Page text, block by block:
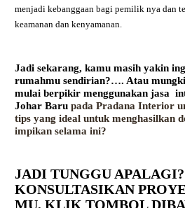
menjadi kebanggaan bagi pemilik nya dan
keamanan dan kenyamanan.
Jadi sekarang, kamu masih yakin
rumahmu sendirian?…. Atau
mulai berpikir menggunakan jasa
Johar Baru pada Pradana Interior
tips yang ideal untuk menghasilkan
impikan selama ini?
JADI TUNGGU
KONSULTASIKAN
MU,KLIK TOMBOL